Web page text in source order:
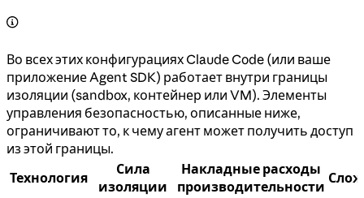
Во всех этих конфигурациях Claude Code (или ваше
приложение Agent SDK) работает внутри границы
изоляции (sandbox, контейнер или VM). Элементы
управления безопасностью, описанные ниже,
ограничивают то, к чему агент может получить доступ
из этой границы.
Технология
Сила
изоляции
Накладные расходы
производительности